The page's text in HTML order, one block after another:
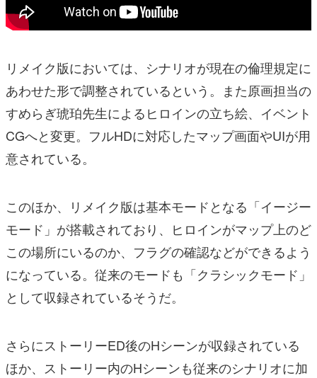
リメイク版においては、シナリオが現在の倫理規定に
あわせた形で調整されているという。また原画担当の
すめらぎ琥珀先生によるヒロインの立ち絵、イベント
CGへと変更。フルHDに対応したマップ画面やUIが用
意されている。
このほか、リメイク版は基本モードとなる「イージー
モード」が搭載されており、ヒロインがマップ上のど
この場所にいるのか、フラグの確認などができるよう
になっている。従来のモードも「クラシックモード」
として収録されているそうだ。
さらにストーリーED後のHシーンが収録されている
ほか、ストーリー内のHシーンも従来のシナリオに加